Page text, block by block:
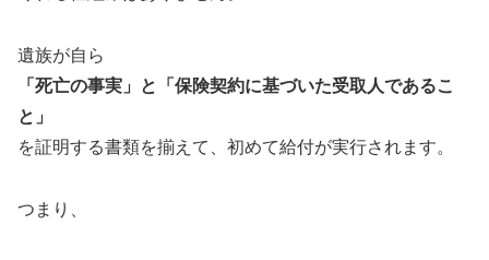
遺族が自ら
「死亡の事実」と「保険契約に基づいた受取人であるこ
と」
を証明する書類を揃えて、初めて給付が実行されます。
つまり、